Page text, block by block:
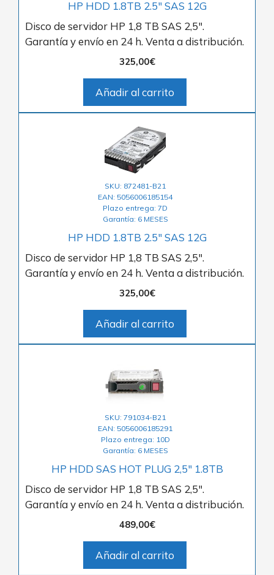
HP HDD 1.8TB 2.5″ SAS 12G
Disco de servidor HP 1,8 TB SAS 2,5″.
Garantía y envío en 24 h. Venta a distribución.
325,00€
Añadir al carrito
SKU: 872481-B21
EAN: 5056006185154
Plazo entrega: 7D
Garantía: 6 MESES
HP HDD 1.8TB 2.5″ SAS 12G
Disco de servidor HP 1,8 TB SAS 2,5″.
Garantía y envío en 24 h. Venta a distribución.
325,00€
Añadir al carrito
SKU: 791034-B21
EAN: 5056006185291
Plazo entrega: 10D
Garantía: 6 MESES
HP HDD SAS HOT PLUG 2,5″ 1.8TB
Disco de servidor HP 1,8 TB SAS 2,5″.
Garantía y envío en 24 h. Venta a distribución.
489,00€
Añadir al carrito